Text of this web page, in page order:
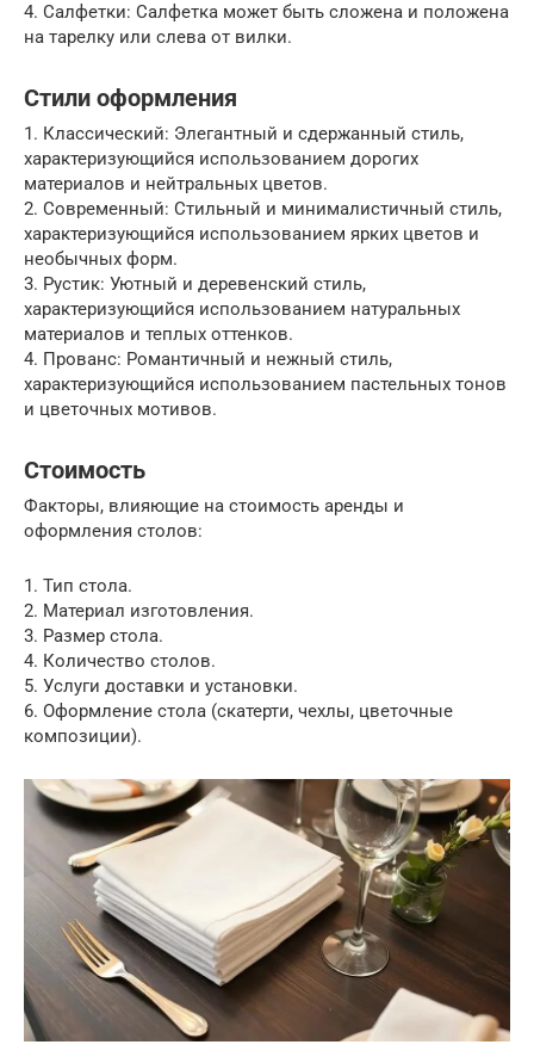
4. Салфетки: Салфетка может быть сложена и положена
на тарелку или слева от вилки.
Стили оформления
1. Классический: Элегантный и сдержанный стиль,
характеризующийся использованием дорогих
материалов и нейтральных цветов.
2. Современный: Стильный и минималистичный стиль,
характеризующийся использованием ярких цветов и
необычных форм.
3. Рустик: Уютный и деревенский стиль,
характеризующийся использованием натуральных
материалов и теплых оттенков.
4. Прованс: Романтичный и нежный стиль,
характеризующийся использованием пастельных тонов
и цветочных мотивов.
Стоимость
Факторы, влияющие на стоимость аренды и
оформления столов:
1. Тип стола.
2. Материал изготовления.
3. Размер стола.
4. Количество столов.
5. Услуги доставки и установки.
6. Оформление стола (скатерти, чехлы, цветочные
композиции).